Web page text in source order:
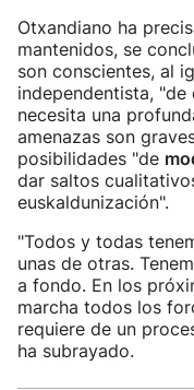
Otxandiano ha
mantenidos, se
son conscientes, al
independentista,
necesita una
amenazas son
posibilidades "de
dar saltos
euskaldunización".
"Todos y todas
unas de otras.
a fondo. En los
marcha todos los
requiere de un
ha subrayado.